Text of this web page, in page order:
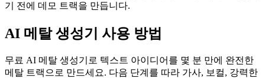
기 전에 데모 트랙을 만듭니다.
AI 메탈 생성기 사용 방법
무료 AI 메탈 생성기로 텍스트 아이디어를 몇 분 만에 완전한
메탈 트랙으로 만드세요. 다음 단계를 따라 가사, 보컬, 강력한